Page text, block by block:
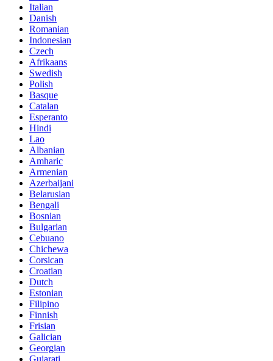
Italian
Danish
Romanian
Indonesian
Czech
Afrikaans
Swedish
Polish
Basque
Catalan
Esperanto
Hindi
Lao
Albanian
Amharic
Armenian
Azerbaijani
Belarusian
Bengali
Bosnian
Bulgarian
Cebuano
Chichewa
Corsican
Croatian
Dutch
Estonian
Filipino
Finnish
Frisian
Galician
Georgian
Gujarati